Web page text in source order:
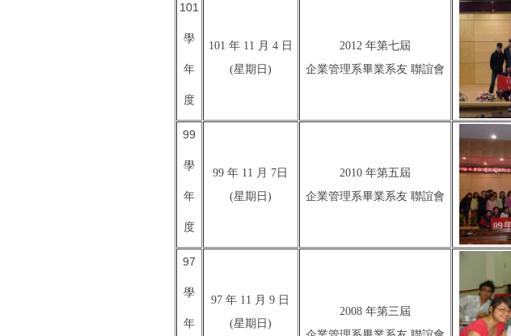
101
學
年
度
101 年 11 月 4 日
(星期日)
2012 年第七屆
企業管理系畢業系友 聯誼會
99
學
年
度
99 年 11 月 7日
(星期日)
2010 年第五屆
企業管理系畢業系友 聯誼會
97
學
年
97 年 11 月 9 日
(星期日)
2008 年第三屆